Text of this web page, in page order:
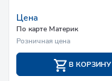
Цена
По карте Материк
Розничная цена
В КОРЗИНУ